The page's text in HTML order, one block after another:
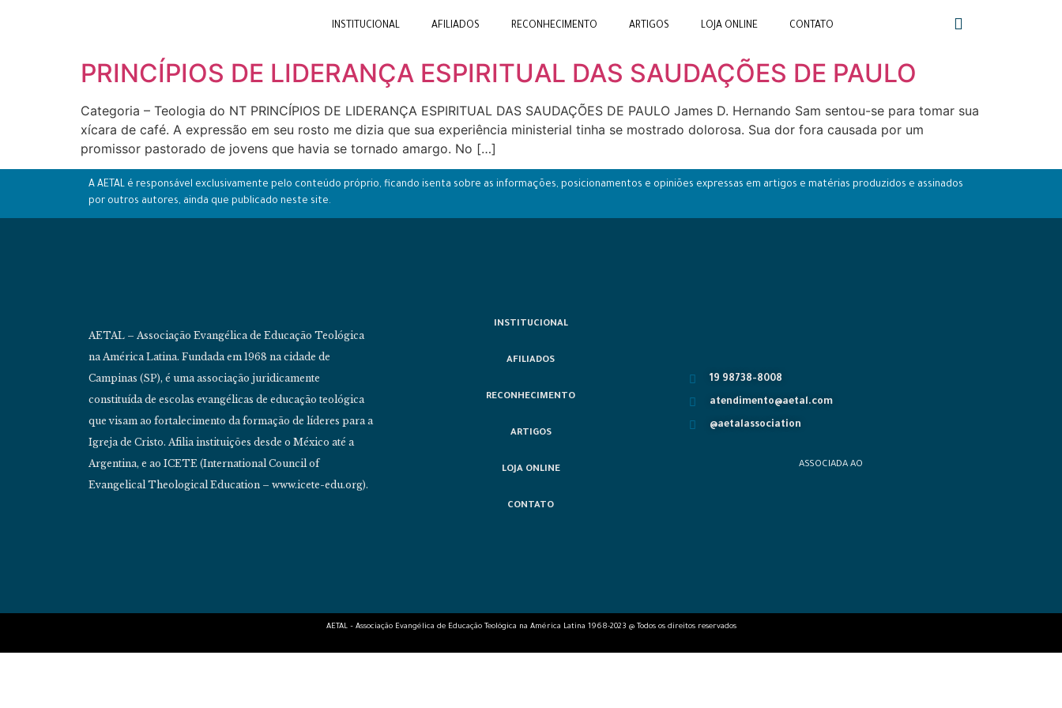
INSTITUCIONAL AFILIADOS RECONHECIMENTO ARTIGOS LOJA ONLINE CONTATO
PRINCÍPIOS DE LIDERANÇA ESPIRITUAL DAS SAUDAÇÕES DE PAULO
Categoria – Teologia do NT PRINCÍPIOS DE LIDERANÇA ESPIRITUAL DAS SAUDAÇÕES DE PAULO James D. Hernando Sam sentou-se para tomar sua
xícara de café. A expressão em seu rosto me dizia que sua experiência ministerial tinha se mostrado dolorosa. Sua dor fora causada por um
promissor pastorado de jovens que havia se tornado amargo. No […]
A AETAL é responsável exclusivamente pelo conteúdo próprio, ficando isenta sobre as informações, posicionamentos e opiniões expressas em artigos e matérias produzidos e assinados
por outros autores, ainda que publicado neste site.
AETAL – Associação Evangélica de Educação Teológica
na América Latina. Fundada em 1968 na cidade de
Campinas (SP), é uma associação juridicamente
constituída de escolas evangélicas de educação teológica
que visam ao fortalecimento da formação de líderes para a
Igreja de Cristo. Afilia instituições desde o México até a
Argentina, e ao ICETE (International Council of
Evangelical Theological Education – www.icete-edu.org).
INSTITUCIONAL
AFILIADOS
RECONHECIMENTO
ARTIGOS
LOJA ONLINE
CONTATO
19 98738-8008
atendimento@aetal.com
@aetalassociation
ASSOCIADA AO
AETAL – Associação Evangélica de Educação Teológica na América Latina 1968-2023 @ Todos os direitos reservados